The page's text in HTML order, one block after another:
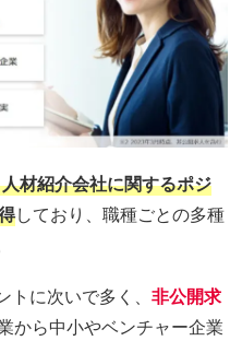
材紹介会社に関するポジ
しており、職種ごとの多種
トに次いで多く、非公開求
から中小やベンチャー企業